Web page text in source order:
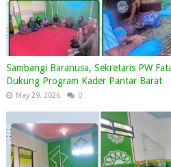
Sambangi Baranusa, Sekretaris PW
Dukung Program Kader Pantar Barat
May 29, 2026 0